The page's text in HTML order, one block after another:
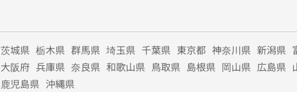
茨城県 栃木県 群馬県 埼玉県 千葉県 東京都 神奈川県 新潟県
大阪府 兵庫県 奈良県 和歌山県 鳥取県 島根県 岡山県 広島県
鹿児島県 沖縄県